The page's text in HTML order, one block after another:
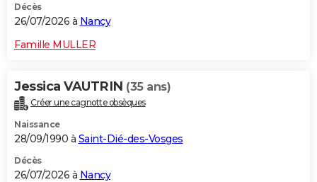
Décès
26/07/2026 à Nancy
Famille MULLER
Jessica VAUTRIN (35 ans)
Créer une cagnotte obsèques
Naissance
28/09/1990 à Saint-Dié-des-Vosges
Décès
26/07/2026 à Nancy